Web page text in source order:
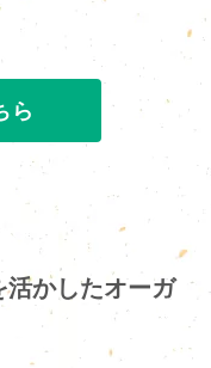
ら
活かしたオーガ